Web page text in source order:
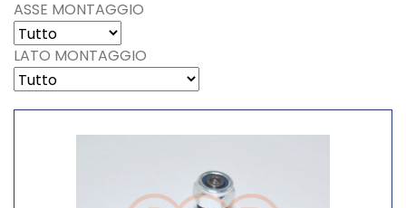
ASSE MONTAGGIO
LATO MONTAGGIO